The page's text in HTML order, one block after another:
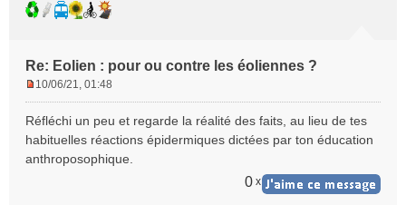
Re: Eolien : pour ou contre les éoliennes ?
s
s
a
10/06/21, 01:48
Réfléchi un peu et regarde la réalité des faits, au lieu de tes
habituelles réactions épidermiques dictées par ton éducation
anthroposophique.
0 x